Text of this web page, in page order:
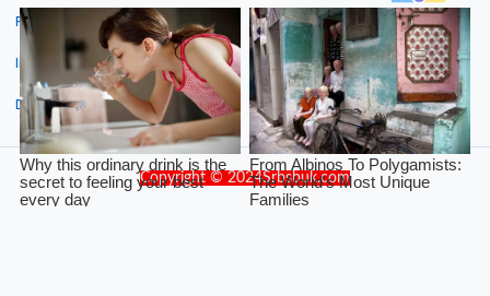
Facebook
Instagram
Dribbble
Copyright © 2024Srbsbuk.com